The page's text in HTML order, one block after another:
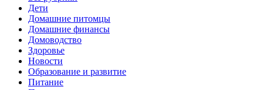
Дети
Домашние питомцы
Домашние финансы
Домоводство
Здоровье
Новости
Образование и развитие
Питание